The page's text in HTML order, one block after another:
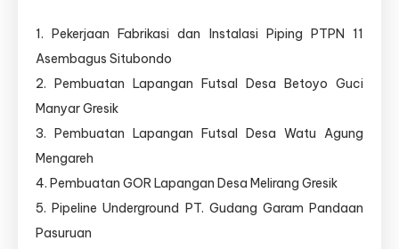
1. Pekerjaan Fabrikasi dan Instalasi Piping PTPN 11
Asembagus Situbondo
2. Pembuatan Lapangan Futsal Desa Betoyo Guci
Manyar Gresik
3. Pembuatan Lapangan Futsal Desa Watu Agung
Mengareh
4. Pembuatan GOR Lapangan Desa Melirang Gresik
5. Pipeline Underground PT. Gudang Garam Pandaan
Pasuruan